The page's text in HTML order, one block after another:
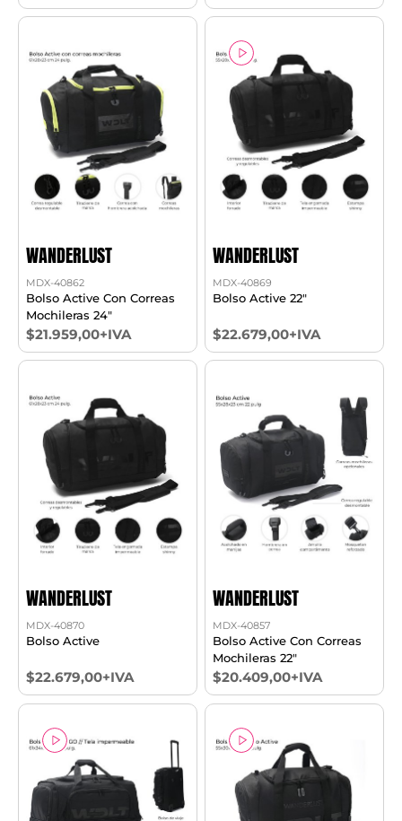
WANDERLUST
MDX-40862
Bolso Active Con Correas
Mochileras 24"
$21.959,00+IVA
WANDERLUST
MDX-40869
Bolso Active 22"
$22.679,00+IVA
WANDERLUST
MDX-40870
Bolso Active
$22.679,00+IVA
WANDERLUST
MDX-40857
Bolso Active Con Correas
Mochileras 22"
$20.409,00+IVA